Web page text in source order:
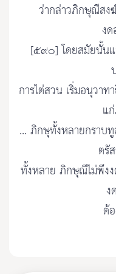
ว่ากล่าวภิกษุณีส
ง
[๕๙๐] โดยสมัยนั้น
การไต่สวน เริ่มอนุวา
แ
... ภิกษุทั้งหลายกราบ
ตรั
ทั้งหลาย ภิกษุณีไม่พึง
ต้